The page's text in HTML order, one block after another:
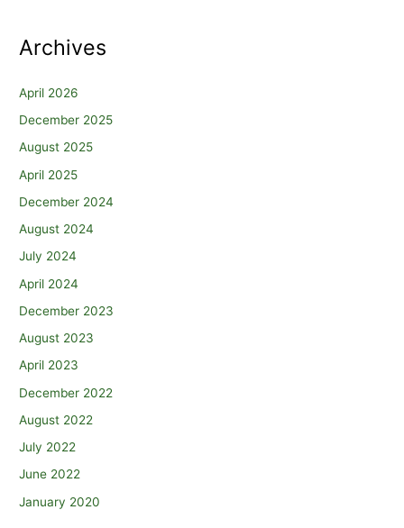
Archives
April 2026
December 2025
August 2025
April 2025
December 2024
August 2024
July 2024
April 2024
December 2023
August 2023
April 2023
December 2022
August 2022
July 2022
June 2022
January 2020